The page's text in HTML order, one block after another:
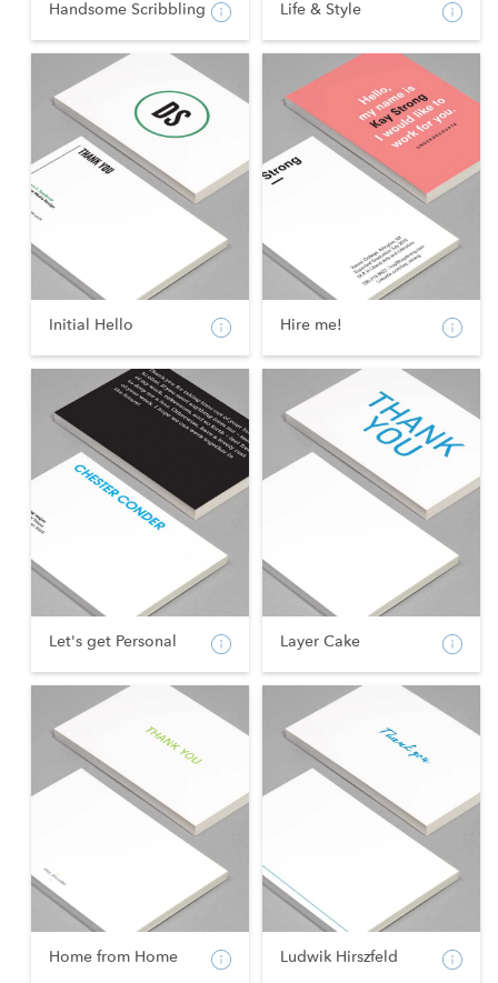
Handsome Scribbling Life & Style
Initial Hello Hire me!
Let's get Personal Layer Cake
Home from Home Ludwik Hirszfeld